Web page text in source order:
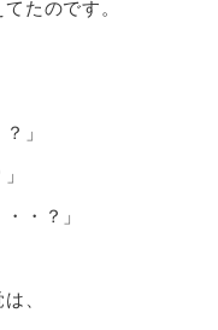
たのです。
」
・？」
、